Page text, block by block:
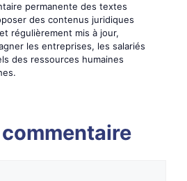
permanente des textes
des contenus juridiques
régulièrement mis à jour,
les entreprises, les salariés
des ressources humaines